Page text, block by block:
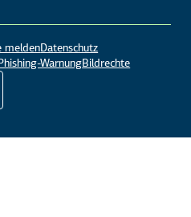
meldenDatenschutz
WarnungBildrechte